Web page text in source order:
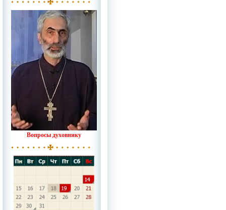
Вопросы духовнику